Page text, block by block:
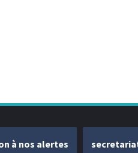
à nos alertes